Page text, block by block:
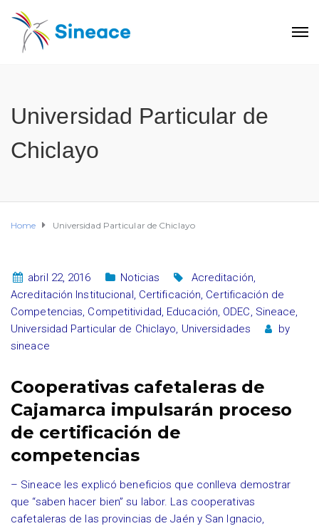
Universidad Particular de
Chiclayo
Home Universidad Particular de Chiclayo
abril 22, 2016 Noticias Acreditación,
Acreditación Institucional, Certificación, Certificación de
Competencias, Competitividad, Educación, ODEC, Sineace,
Universidad Particular de Chiclayo, Universidades
by
sineace
Cooperativas cafetaleras de
Cajamarca impulsarán proceso
de certificación de
competencias
– Sineace les explicó beneficios que conlleva demostrar
que “saben hacer bien” su labor. Las cooperativas
cafetaleras de las provincias de Jaén y San Ignacio,